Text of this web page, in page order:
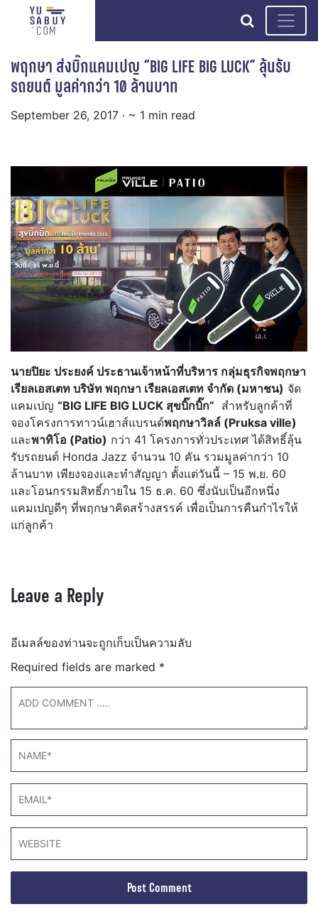
search
พฤกษา ส่งบิ๊กแคมเปญ “BIG LIFE BIG LUCK” ลุ้นรับ
รถยนต์ มูลค่ากว่า 10 ล้านบาท
September 26, 2017 · ~ 1 min read
นายปิยะ ประยงค์ ประธานเจ้าหน้าที่บริหาร กลุ่มธุรกิจพฤกษา
เรียลเอสเตท บริษัท พฤกษา เรียลเอสเตท จำกัด (มหาชน) จัด
แคมเปญ “BIG LIFE BIG LUCK สุขบิ๊กบิ๊ก” สำหรับลูกค้าที่
จองโครงการทาวน์เฮาส์แบรนด์พฤกษาวิลล์ (Pruksa ville)
และพาทิโอ (Patio) กว่า 41 โครงการทั่วประเทศ ได้สิทธิ์ลุ้น
รับรถยนต์ Honda Jazz จำนวน 10 คัน รวมมูลค่ากว่า 10
ล้านบาท เพียงจองและทำสัญญา ตั้งแต่วันนี้ – 15 พ.ย. 60
และโอนกรรมสิทธิ์ภายใน 15 ธ.ค. 60 ซึ่งนับเป็นอีกหนึ่ง
แคมเปญดีๆ ที่พฤกษาคิดสร้างสรรค์ เพื่อเป็นการคืนกำไรให้
แก่ลูกค้า
Leave a Reply
อีเมลล์ของท่านจะถูกเก็บเป็นความลับ
Required fields are marked *